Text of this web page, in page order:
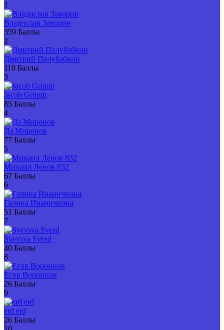
1
Владислав Заворин
359 Баллы
2
Дмитрий Полубабкин
110 Баллы
3
Jacob Grimm
85 Баллы
4
Дэ Миронов
77 Баллы
5
Михаил Ленов 832
67 Баллы
6
Галина Иваничкина
51 Баллы
7
Svevsva Svesd
40 Баллы
8
Егор Воронцов
26 Баллы
9
erd erd
26 Баллы